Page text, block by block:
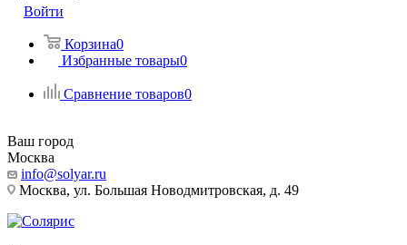
Войти
Корзина0
Избранные товары0
Сравнение товаров0
Ваш город
Москва
info@solyar.ru
Москва, ул. Большая Новодмитровская, д. 49